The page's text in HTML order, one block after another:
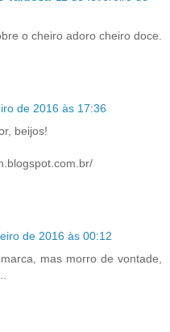
o cheiro adoro cheiro doce.
de 2016 às 17:36
beijos!
de 2016 às 00:12
mas morro de vontade,